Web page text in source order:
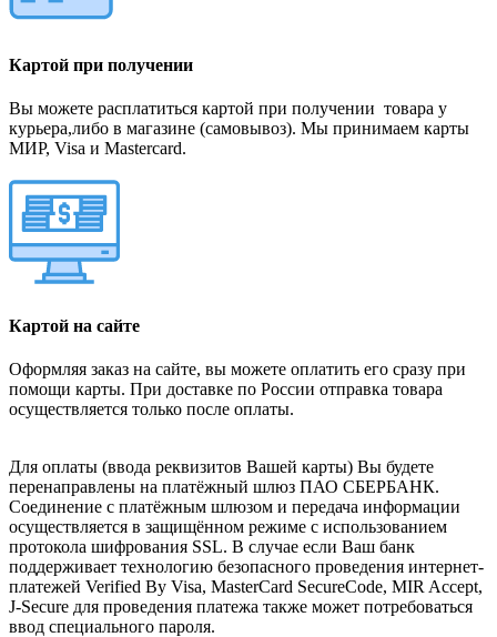
Картой при получении
Вы можете расплатиться картой при получении товара у
курьера,либо в магазине (самовывоз). Мы принимаем карты
МИР, Visa и Mastercard.
Картой на сайте
Оформляя заказ на сайте, вы можете оплатить его сразу при
помощи карты. При доставке по России отправка товара
осуществляется только после оплаты.
Для оплаты (ввода реквизитов Вашей карты) Вы будете
перенаправлены на платёжный шлюз ПАО СБЕРБАНК.
Соединение с платёжным шлюзом и передача информации
осуществляется в защищённом режиме с использованием
протокола шифрования SSL. В случае если Ваш банк
поддерживает технологию безопасного проведения интернет-
платежей Verified By Visa, MasterCard SecureCode, MIR Accept,
J-Secure для проведения платежа также может потребоваться
ввод специального пароля.